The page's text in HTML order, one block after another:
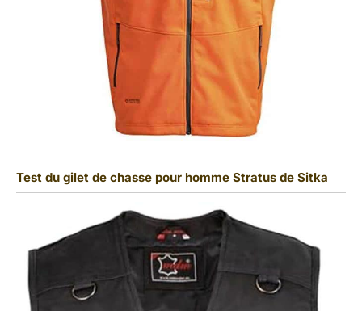
Test du gilet de chasse pour homme Stratus de Sitka